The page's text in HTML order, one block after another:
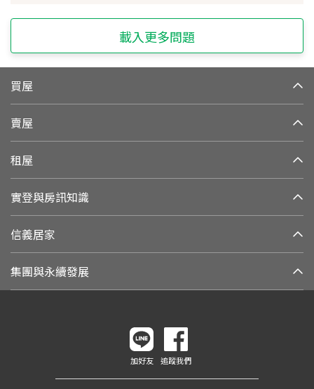
載入更多問題
買屋
賣屋
租屋
實登與房訊知識
信義居家
集團與永續發展
加好友 追蹤我們